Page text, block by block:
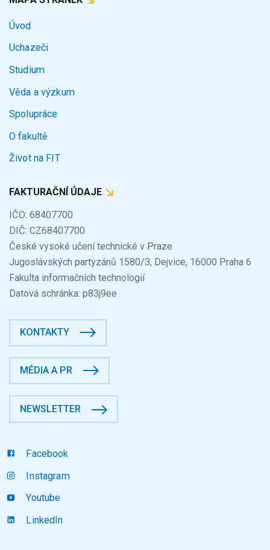
Úvod
Uchazeči
Studium
Věda a výzkum
Spolupráce
O fakultě
Život na FIT
FAKTURAČNÍ ÚDAJE
IČO: 68407700
DIČ: CZ68407700
České vysoké učení technické v Praze
Jugoslávských partyzánů 1580/3, Dejvice, 16000 Praha 6
Fakulta informačních technologií
Datová schránka: p83j9ee
KONTAKTY
MÉDIA A PR
NEWSLETTER
Facebook
Instagram
Youtube
LinkedIn